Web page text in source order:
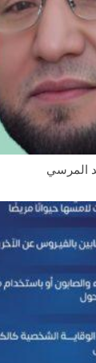
المرسي